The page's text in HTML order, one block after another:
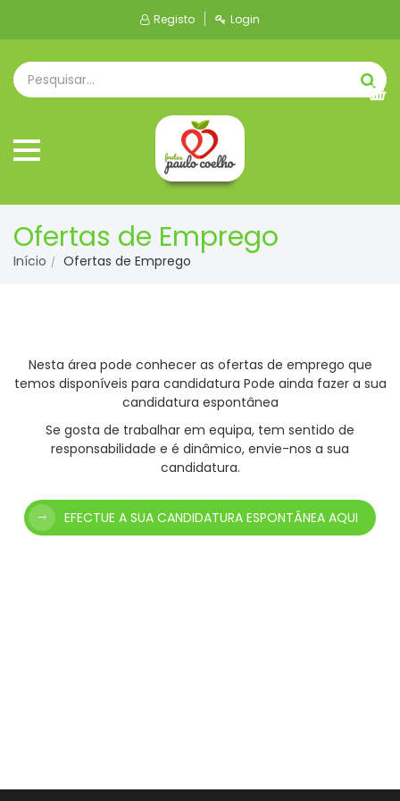
Registo Login
Ofertas de Emprego
Início Ofertas de Emprego
Nesta área pode conhecer as ofertas de emprego que
temos disponíveis para candidatura Pode ainda fazer a sua
candidatura espontânea
Se gosta de trabalhar em equipa, tem sentido de
responsabilidade e é dinâmico, envie-nos a sua
candidatura.
EFECTUE A SUA CANDIDATURA ESPONTÂNEA AQUI